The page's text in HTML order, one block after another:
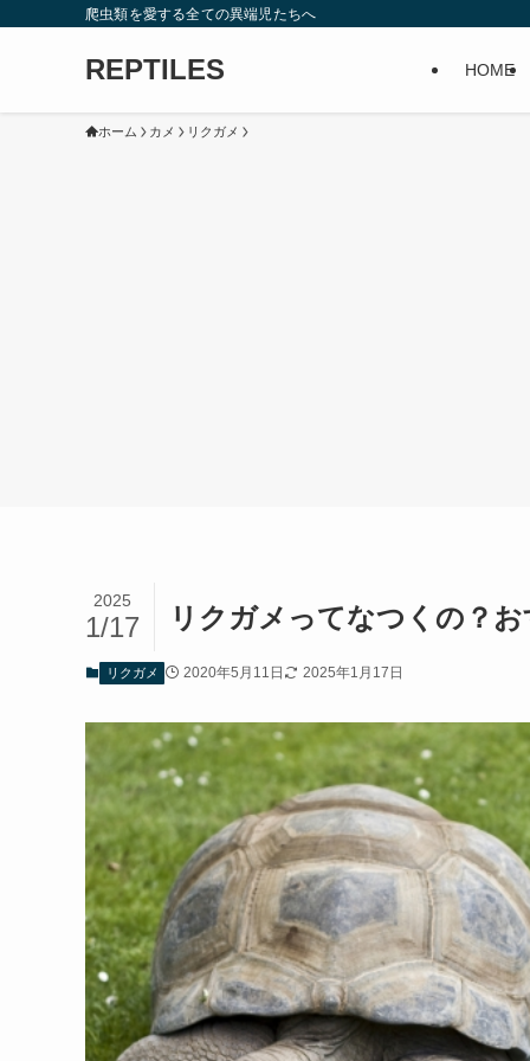
爬虫類を愛する全ての異端児たちへ
REPTILES HOME
ホーム カメ リクガメ
リクガメってなつくの？
2025
1/17
リクガメ 2020年5月11日 2025年1月17日